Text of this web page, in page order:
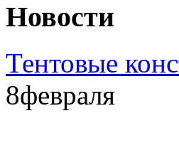
Новости
Тентовые
8февраля